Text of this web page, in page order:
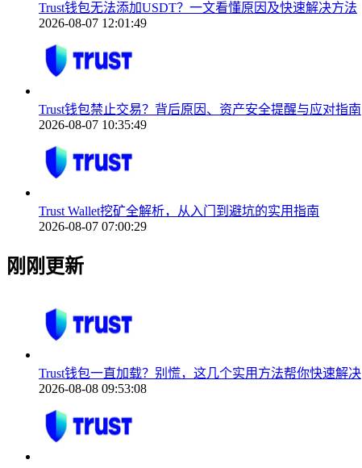
Trust钱包无法添加USDT？一文看懂原因及快速解决方法
2026-08-07 12:01:49
Trust钱包禁止交易？背后原因、资产安全提醒与应对指南
2026-08-07 10:35:49
Trust Wallet挖矿全解析，从入门到避坑的实用指南
2026-08-07 07:00:29
刚刚更新
Trust钱包一直加载？别慌，这几个实用方法帮你快速解决
2026-08-08 09:53:08